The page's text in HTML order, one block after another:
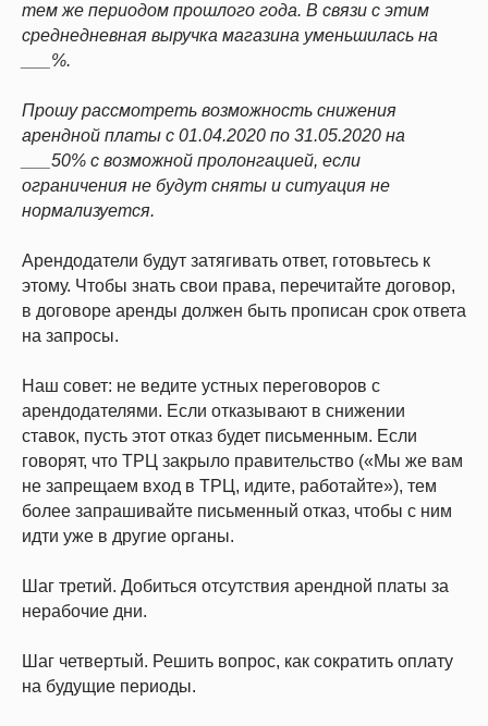
тем же периодом прошлого года. В связи с этим
среднедневная выручка магазина уменьшилась на
___%.
Прошу рассмотреть возможность снижения
арендной платы с 01.04.2020 по 31.05.2020 на
___50% с возможной пролонгацией, если
ограничения не будут сняты и ситуация не
нормализуется.
Арендодатели будут затягивать ответ, готовьтесь к
этому. Чтобы знать свои права, перечитайте договор,
в договоре аренды должен быть прописан срок ответа
на запросы.
Наш совет: не ведите устных переговоров с
арендодателями. Если отказывают в снижении
ставок, пусть этот отказ будет письменным. Если
говорят, что ТРЦ закрыло правительство («Мы же вам
не запрещаем вход в ТРЦ, идите, работайте»), тем
более запрашивайте письменный отказ, чтобы с ним
идти уже в другие органы.
Шаг третий. Добиться отсутствия арендной платы за
нерабочие дни.
Шаг четвертый. Решить вопрос, как сократить оплату
на будущие периоды.